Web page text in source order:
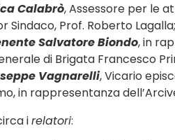
Calabrò, Assessore per le
Sindaco, Prof. Roberto Lagalla;
Salvatore Biondo, in
di Brigata Francesco
Vagnarelli, Vicario
in rappresentanza
irelatori: